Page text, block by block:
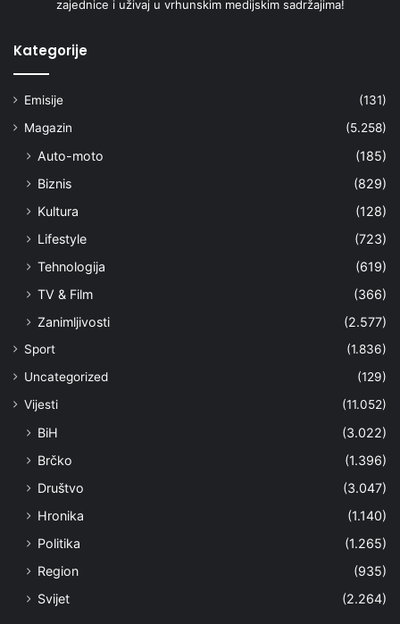
zajednice i uživaj u vrhunskim medijskim sadržajima!
Kategorije
Emisije
(131)
Magazin
(5.258)
Auto-moto
(185)
Biznis
(829)
Kultura
(128)
Lifestyle
(723)
Tehnologija
(619)
TV & Film
(366)
Zanimljivosti
(2.577)
Sport
(1.836)
Uncategorized
(129)
Vijesti
(11.052)
BiH
(3.022)
Brčko
(1.396)
Društvo
(3.047)
Hronika
(1.140)
Politika
(1.265)
Region
(935)
Svijet
(2.264)